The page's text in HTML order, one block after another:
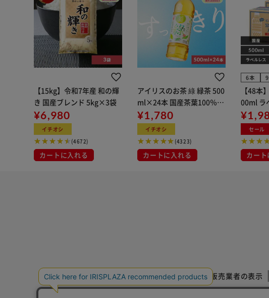
・スプリング形状により不可能な場合がございますので、ご購入前
【注意】
一度、メーカーで受注するとキャンセル・商品変更ができません。
ご注文前に必ず、適合確認をお願いします。
ホームページ適合表http://hybrid-air.jp/bcracing/list/
い。
輸入車の場合は「17桁のVINコード」「型式」「年式」「車体番号」
品番」を記載しお問合せください。
掲載の情報はデータ作成時の情報を元に掲載しています、「車両情
事前に適合確認を無しでの購入で適合しなかった場合返品には応じ
【15kg】令和7年産 和の輝
き 国産ブレンド 5kg×3袋
¥6,980
イチオシ
(4672)
カートに入れる
アイリスのお茶 綠 緑茶 500
ml×24本 国産茶葉100％使
用
¥1,780
イチオシ
(4323)
カートに入れる
6本
【48本
00ml ラ
セール
カート
特定商取引法に基づく通信販売業者の表示